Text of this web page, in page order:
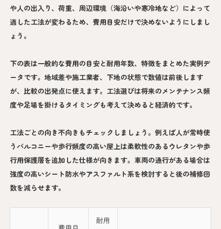
や人の出入り、荷重、周辺環境（海沿いや寒冷地など）によって
適した工法が変わるため、費用目安だけで決めないようにしまし
ょう。
下の表は一般的な費用の目安と耐用年数、特徴をまとめた実例デ
ータです。地域差や施工業者、下地の状態で数値は前後します
が、比較の出発点に使えます。工法選びは将来のメンテナンス頻
度や足場を掛けるタイミングも考えて決めると経済的です。
工法ごとの向き不向きもチェックしましょう。例えば人が常時使
うバルコニーや歩行頻度の高い屋上は柔軟性のあるウレタンや歩
行用保護層を追加した仕様が向きます。車両の通行がある場合は
強度の高いシート防水やアスファルト系を検討すると後の補修回
数を減らせます。
耐用